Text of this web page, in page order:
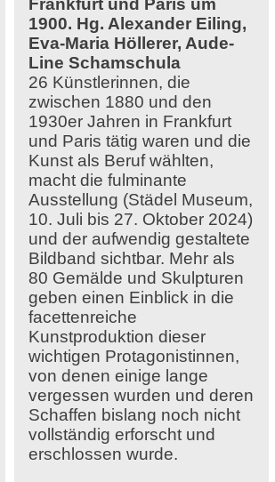
1900. Hg. Alexander Eiling,
Eva-Maria Höllerer, Aude-
Line Schamschula
26 Künstlerinnen, die
zwischen 1880 und den
1930er Jahren in Frankfurt
und Paris tätig waren und die
Kunst als Beruf wählten,
macht die fulminante
Ausstellung (Städel Museum,
10. Juli bis 27. Oktober 2024)
und der aufwendig gestaltete
Bildband sichtbar. Mehr als
80 Gemälde und Skulpturen
geben einen Einblick in die
facettenreiche
Kunstproduktion dieser
wichtigen Protagonistinnen,
von denen einige lange
vergessen wurden und deren
Schaffen bislang noch nicht
vollständig erforscht und
erschlossen wurde.